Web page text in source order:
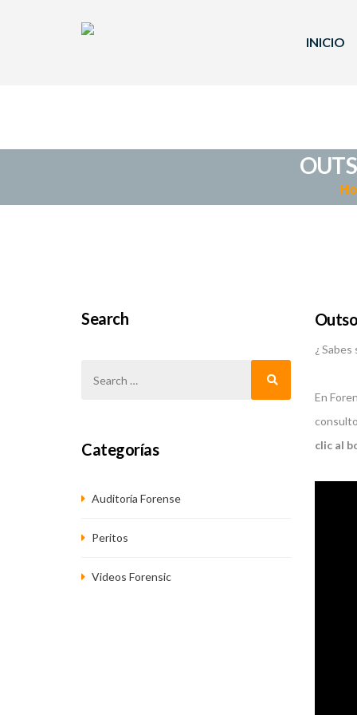
INICIO
¿
En
clic al
Search
Categorías
Auditoría Forense
Peritos
Videos Forensic